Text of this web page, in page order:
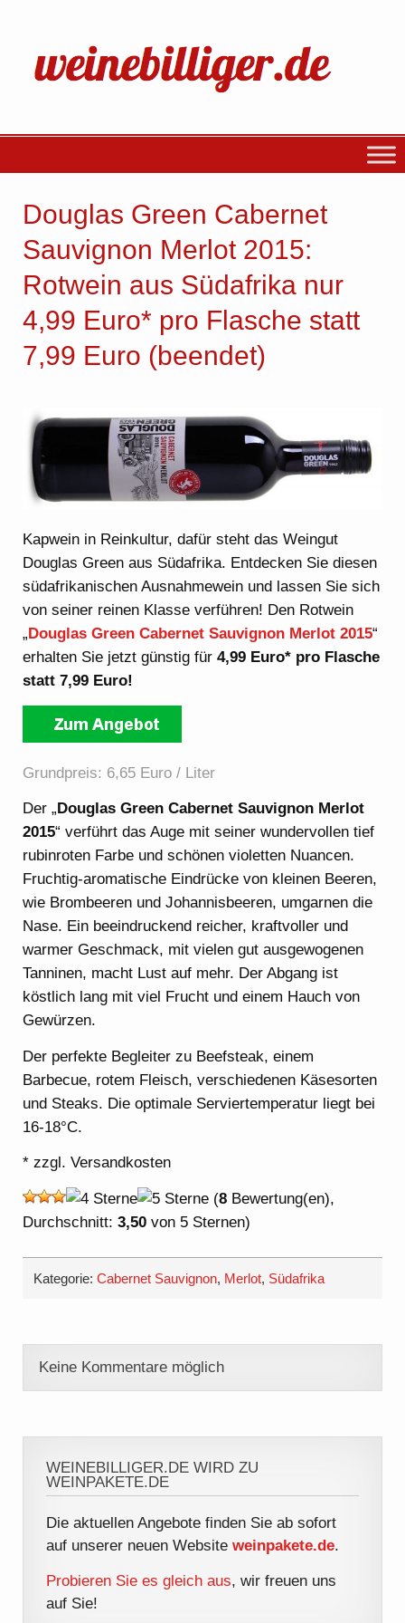
Douglas Green Cabernet
Sauvignon Merlot 2015:
Rotwein aus Südafrika nur
4,99 Euro* pro Flasche statt
7,99 Euro (beendet)
Kapwein in Reinkultur, dafür steht das Weingut
Douglas Green aus Südafrika. Entdecken Sie diesen
südafrikanischen Ausnahmewein und lassen Sie sich
von seiner reinen Klasse verführen! Den Rotwein
„Douglas Green Cabernet Sauvignon Merlot 2015“
erhalten Sie jetzt günstig für4,99 Euro* pro Flasche
statt 7,99 Euro!
Grundpreis: 6,65 Euro / Liter
Der „ Douglas Green Cabernet Sauvignon Merlot
2015“ verführt das Auge mit seiner wundervollen tief
rubinroten Farbe und schönen violetten Nuancen.
Fruchtig-aromatische Eindrücke von kleinen Beeren,
wie Brombeeren und Johannisbeeren, umgarnen die
Nase. Ein beeindruckend reicher, kraftvoller und
warmer Geschmack, mit vielen gut ausgewogenen
Tanninen, macht Lust auf mehr. Der Abgang ist
köstlich lang mit viel Frucht und einem Hauch von
Gewürzen.
Der perfekte Begleiter zu Beefsteak, einem
Barbecue, rotem Fleisch, verschiedenen Käsesorten
und Steaks. Die optimale Serviertemperatur liegt bei
16-18°C.
* zzgl. Versandkosten
(8 Bewertung(en),
Durchschnitt:3,50 von 5 Sternen)
Kategorie:Cabernet Sauvignon, Merlot, Südafrika
Keine Kommentare möglich
WEINEBILLIGER.DE WIRD ZU
WEINPAKETE.DE
Die aktuellen Angebote finden Sie ab sofort
auf unserer neuen Websiteweinpakete.de.
Probieren Sie es gleich aus, wir freuen uns
auf Sie!